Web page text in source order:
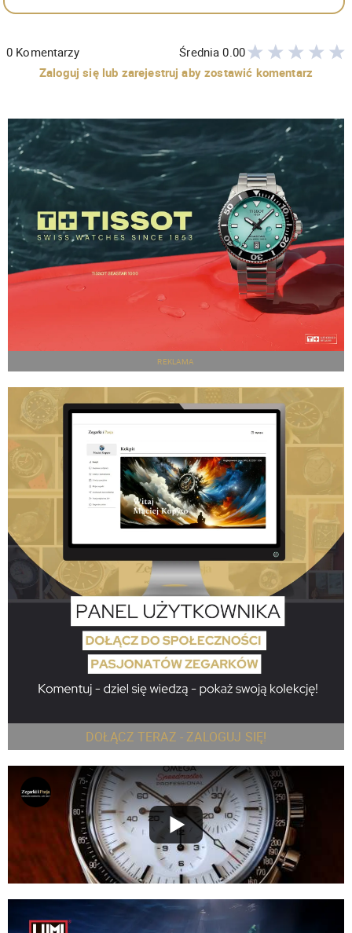
0 Komentarzy Średnia0.00
Zaloguj się lub zarejestruj aby zostawić komentarz
REKLAMA
DOŁĄCZ TERAZ - ZALOGUJ SIĘ!